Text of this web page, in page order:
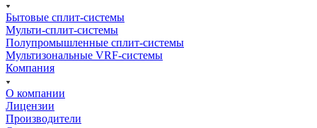
Бытовые сплит-системы
Мульти-сплит-системы
Полупромышленные сплит-системы
Мультизональные VRF-системы
Компания
О компании
Лицензии
Производители